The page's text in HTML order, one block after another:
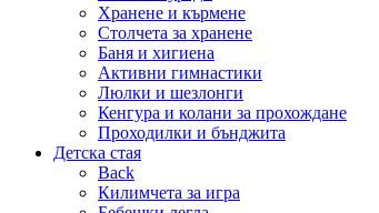
Хранене и кърмене
Столчета за хранене
Баня и хигиена
Активни гимнастики
Люлки и шезлонги
Кенгура и колани за прохождане
Проходилки и бънджита
Детска стая
Back
Килимчета за игра